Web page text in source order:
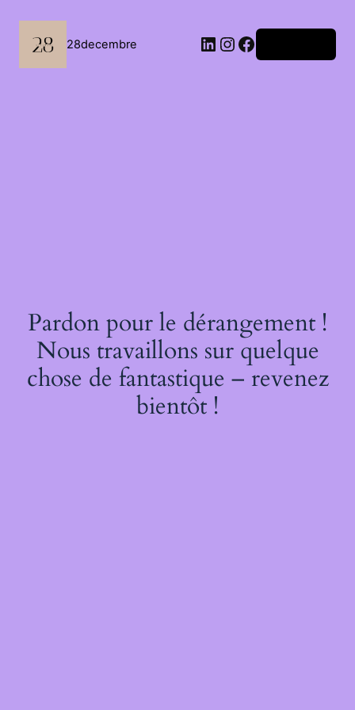
contenu
28decembre LinkedIn
Instagram
Facebook
Pardon pour le dérangement !
Nous travaillons sur quelque
chose de fantastique – revenez
bientôt !